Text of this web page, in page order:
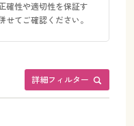
確性や適切性を保証す
せてご確認ください。
詳細フィルター